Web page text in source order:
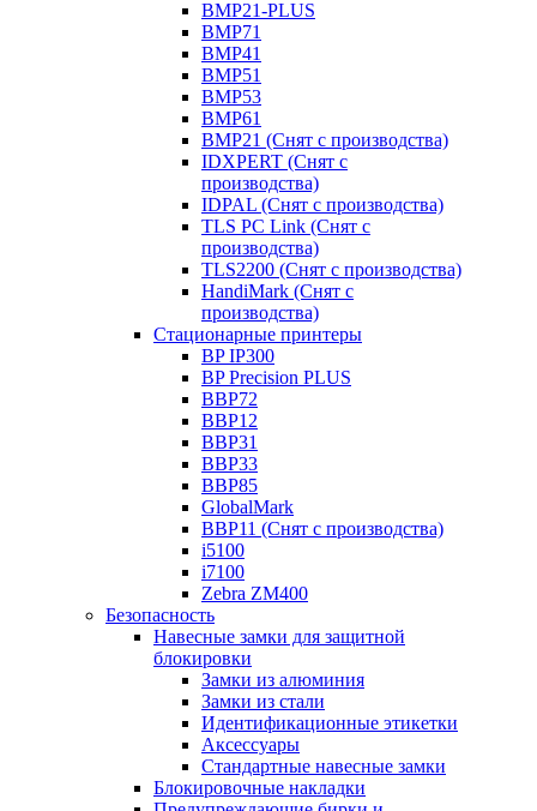
BMP21-PLUS
BMP71
BMP41
BMP51
BMP53
BMP61
BMP21 (Снят с производства)
IDXPERT (Снят с
производства)
IDPAL (Снят с производства)
TLS PC Link (Снят с
производства)
TLS2200 (Снят с производства)
HandiMark (Снят с
производства)
Стационарные принтеры
BP IP300
BP Precision PLUS
BBP72
BBP12
BBP31
BBP33
BBP85
GlobalMark
BBP11 (Снят с производства)
i5100
i7100
Zebra ZM400
Безопасность
Навесные замки для защитной
блокировки
Замки из алюминия
Замки из стали
Идентификационные этикетки
Аксессуары
Стандартные навесные замки
Блокировочные накладки